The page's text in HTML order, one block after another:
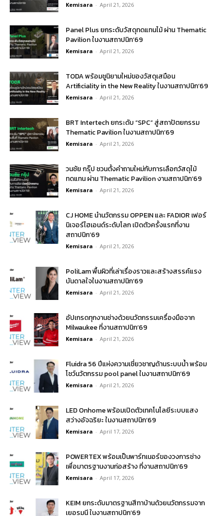
Kemisara - April 21, 2026
Panel Plus ยกระดับวัสดุทดแทนไม้ ผ่าน Thematic
Pavilion ในงานสถาปนิก’69
Kemisara - April 21, 2026
TODA พร้อมชูนิยามใหม่ของวัสดุเสมือน
Artificiality in the New Reality ในงานสถาปนิก’69
Kemisara - April 21, 2026
BRT Intertech ยกระดับ “SPC” สู่สถาปัตยกรรม
Thematic Pavilion ในงานสถาปนิก’69
Kemisara - April 21, 2026
วนชัย กรุ๊ป ชวนตั้งคำถามใหม่กับการเลือกวัสดุไม้
ทดแทน ผ่าน Thematic Pavilion งานสถาปนิก’69
Kemisara - April 21, 2026
CJ HOME นำนวัตกรรม OPPEIN และ FADIOR เฟอร์
นิเจอร์ไฮเอนด์ระดับโลก เปิดตัวครั้งแรกที่งาน
สถาปนิก’69
Kemisara - April 21, 2026
PoliLam พื้นผิวที่เล่าเรื่องราวและสร้างสรรค์แรง
บันดาลใจในงานสถาปนิก’69
Kemisara - April 21, 2026
อัปเกรดทุกงานช่างด้วยนวัตกรรมเครื่องมือจาก
Milwaukee ที่งานสถาปนิก’69
Kemisara - April 21, 2026
Fluidra 56 ปีแห่งความเชี่ยวชาญด้านระบบน้ำ พร้อม
โชว์นวัตกรรม pool panel ในงานสถาปนิก’69
Kemisara - April 21, 2026
LED Onhome พร้อมเปิดตัวเทคโนโลยีระบบแสง
สว่างอัจฉริยะ ในงานสถาปนิก’69
Kemisara - April 17, 2026
POWERTEX พร้อมเป็นพาร์ทเนอร์ของวงการช่าง
เพื่อมาตรฐานงานก่อสร้าง ที่งานสถาปนิก’69
Kemisara - April 17, 2026
KEIM ยกระดับมาตรฐานสีทาบ้านด้วยนวัตกรรมจาก
เยอรมนี ในงานสถาปนิก’69